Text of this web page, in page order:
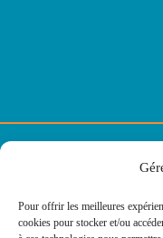
Pour offrir les meilleures
cookies pour stocker et/ou